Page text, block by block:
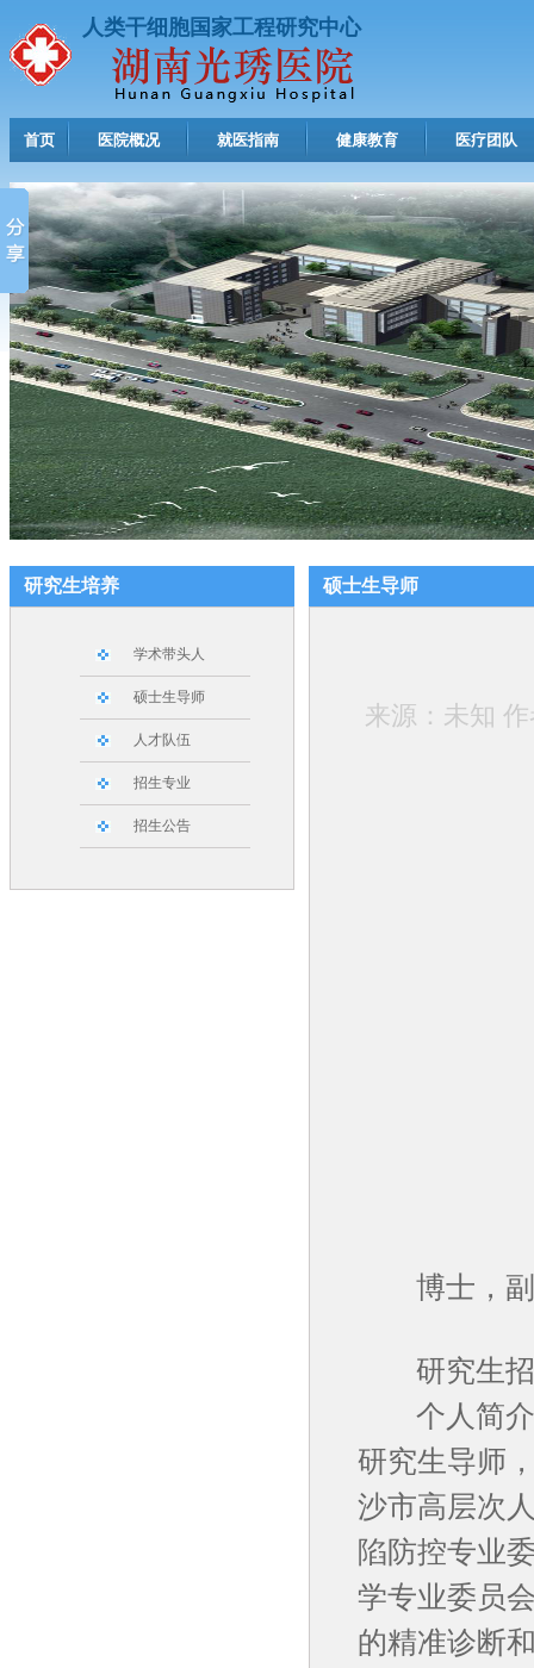
人类干细胞国家工程研究中心
首页 医院概况 就医指南 健康教育 医疗团队
研究生培养
学术带头人
硕士生导师
人才队伍
招生专业
招生公告
硕士生导师
来源：未知
博士，副
研究生招
个人简介
研究生导师
沙市高层次
陷防控专业
学专业委员
的精准诊断